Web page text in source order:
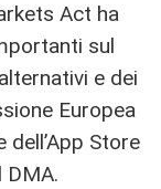
Act ha
sul
e dei
Europea
Store